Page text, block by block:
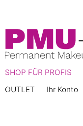
SHOP FÜR PROFIS
OUTLET
Ihr Konto